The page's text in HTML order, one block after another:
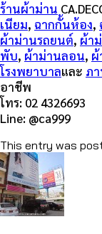
ร้านผ้าม่าน
เนียม, ฉากกั้นห้อง,
ผ้าม่านรถยนต์, ผ้า
พับ, ผ้าม่านลอน, ผ้
โรงพยาบาลและ ภ
อาชีพ
โทร: 02 4326693
Line: @ca999
This entry was